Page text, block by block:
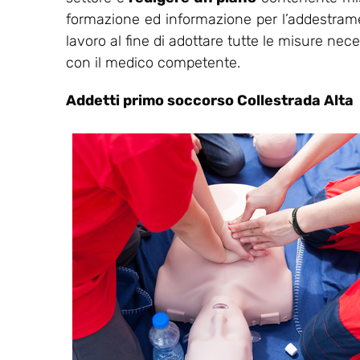
formazione ed informazione per
lavoro al fine di adottare tutte le misure
con il medico competente.
Addetti primo soccorso Collestrada Alta